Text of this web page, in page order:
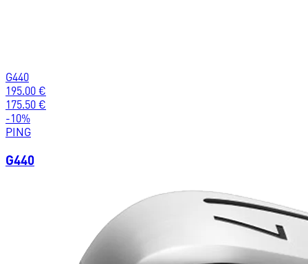
G440
195.00 €
175.50 €
-10%
PING
G440